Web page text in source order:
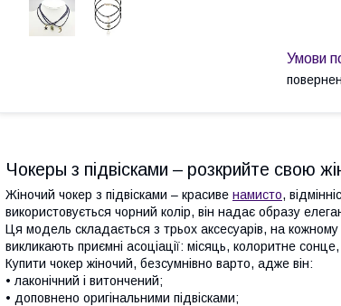
Чокеры з підвісками – розкрийте свою
Жіночий чокер з підвісками – красиве намисто,
використовується чорний колір, він надає образу
Ця модель складається з трьох аксесуарів, на
викликають приємні асоціації: місяць, колоритне
Купити чокер жіночий, безсумнівно варто, адже він:
• лаконічний і витончений;
• доповнено оригінальними підвісками;